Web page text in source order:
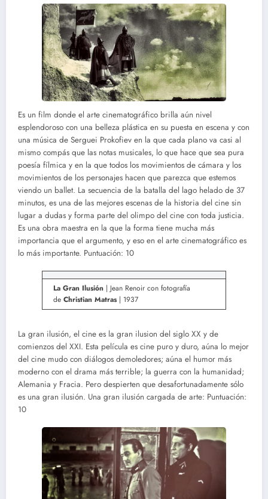
Es un film donde el arte cinematográfico brilla aún nivel
esplendoroso con una belleza plástica en su puesta en escena y con
una música de Serguei Prokofiev en la que cada plano va casi al
mismo compás que las notas musicales, lo que hace que sea pura
poesía fílmica y en la que todos los movimientos de cámara y los
movimientos de los personajes hacen que parezca que estemos
viendo un ballet. La secuencia de la batalla del lago helado de 37
minutos, es una de las mejores escenas de la historia del cine sin
lugar a dudas y forma parte del olimpo del cine con toda justicia.
Es una obra maestra en la que la forma tiene mucha más
importancia que el argumento, y eso en el arte cinematográfico es
lo más importante. Puntuación: 10
La Gran Ilusión | Jean Renoir con fotografía
de Christian Matras| 1937
La gran ilusión, el cine es la gran ilusion del siglo XX y de
comienzos del XXI. Esta película es cine puro y duro, aúna lo mejor
del cine mudo con diálogos demoledores; aúna el humor más
moderno con el drama más terrible; la guerra con la humanidad;
Alemania y Fracia. Pero despierten que desafortunadamente sólo
es una gran ilusión. Una gran ilusión cargada de arte: Puntuación:
10